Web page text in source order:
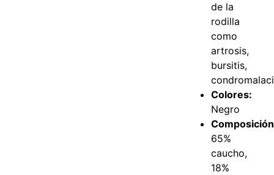
de la
rodilla
como
artrosis,
bursitis,
Colores:
Negro
65%
caucho,
18%